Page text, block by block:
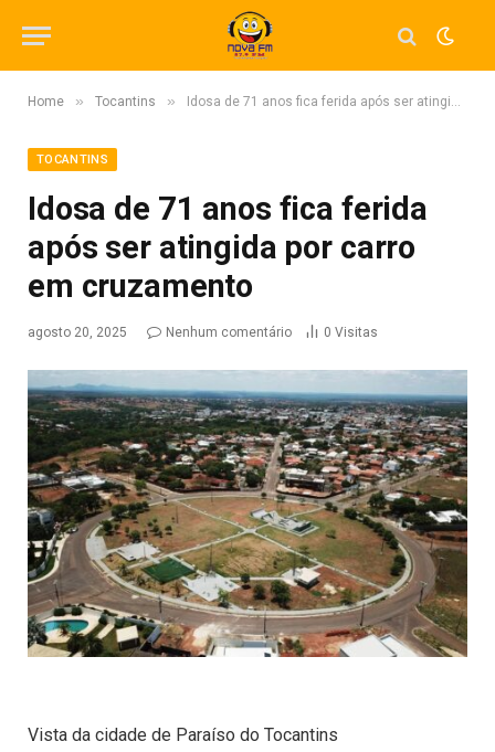
Home » Tocantins » Idosa de 71 anos fica ferida após ser atingida por carro em cruzamento
TOCANTINS
Idosa de 71 anos fica ferida
após ser atingida por carro
em cruzamento
agosto 20, 2025 Nenhum comentário 0 Visitas
Vista da cidade de Paraíso do Tocantins